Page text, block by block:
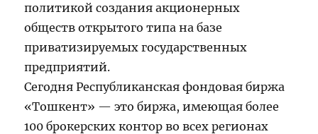
политикой создания акционерных
обществ открытого типа на базе
приватизируемых государственных
предприятий.
Сегодня Республиканская фондовая биржа
«Тошкент» — это биржа, имеющая более
100 брокерских контор во всех регионах